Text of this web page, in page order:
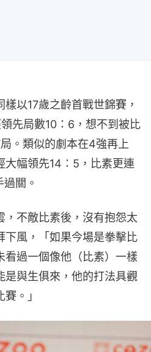
樣以17歲之齡首戰世錦賽，
先局數10：6，想不到被比
。類似的劇本在4強再上
大幅領先14：5，比素更連
關。
，不敵比素後，沒有抱怨太
下風，「如果今場是拳擊比
看過一個像他（比素）一樣
是與生俱來，他的打法具觀
。」